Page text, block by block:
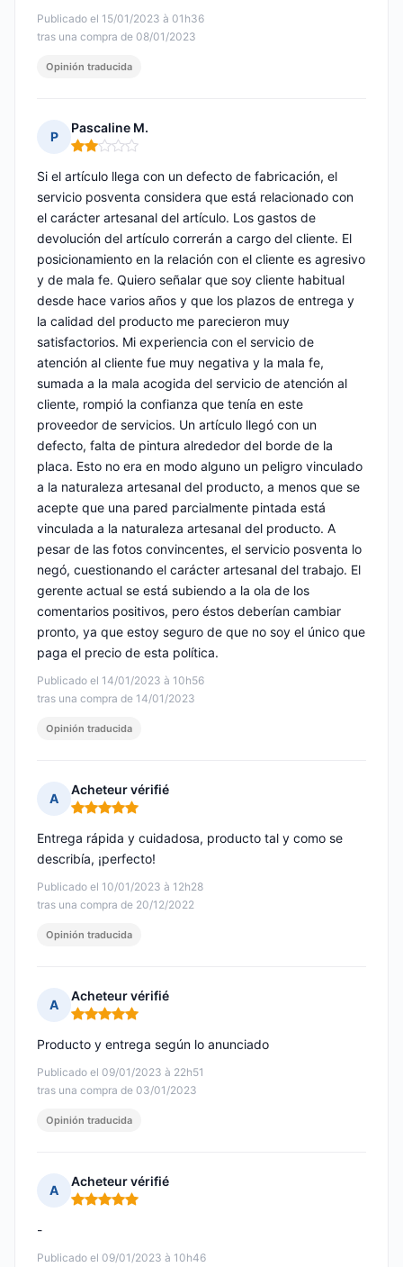
Publicado el 15/01/2023 à 01h36
tras una compra de 08/01/2023
Opinión traducida
P
Pascaline M.
Nota: 2 de 5
Publicado el 14/01/2023 à 10h56
tras una compra de 14/01/2023
Si el artículo llega con un defecto de fabricación, el
servicio posventa considera que está relacionado con
el carácter artesanal del artículo. Los gastos de
devolución del artículo correrán a cargo del cliente. El
posicionamiento en la relación con el cliente es agresivo
y de mala fe. Quiero señalar que soy cliente habitual
desde hace varios años y que los plazos de entrega y
la calidad del producto me parecieron muy
satisfactorios. Mi experiencia con el servicio de
atención al cliente fue muy negativa y la mala fe,
sumada a la mala acogida del servicio de atención al
cliente, rompió la confianza que tenía en este
proveedor de servicios. Un artículo llegó con un
defecto, falta de pintura alrededor del borde de la
placa. Esto no era en modo alguno un peligro vinculado
a la naturaleza artesanal del producto, a menos que se
acepte que una pared parcialmente pintada está
vinculada a la naturaleza artesanal del producto. A
pesar de las fotos convincentes, el servicio posventa lo
negó, cuestionando el carácter artesanal del trabajo. El
gerente actual se está subiendo a la ola de los
comentarios positivos, pero éstos deberían cambiar
pronto, ya que estoy seguro de que no soy el único que
paga el precio de esta política.
Opinión traducida
A
Acheteur vérifié
Nota: 5 de 5
Publicado el 10/01/2023 à 12h28
tras una compra de 20/12/2022
Entrega rápida y cuidadosa, producto tal y como se
describía, ¡perfecto!
Opinión traducida
A
Acheteur vérifié
Nota: 5 de 5
Publicado el 09/01/2023 à 22h51
tras una compra de 03/01/2023
Producto y entrega según lo anunciado
Opinión traducida
A
Acheteur vérifié
Nota: 5 de 5
Publicado el 09/01/2023 à 10h46
-